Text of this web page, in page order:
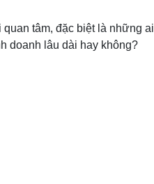
tâm, đặc biệt là những ai
doanh lâu dài hay không?